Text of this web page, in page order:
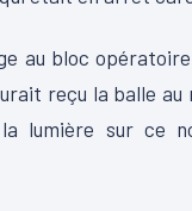
au bloc
reçu la balle
lumière sur ce